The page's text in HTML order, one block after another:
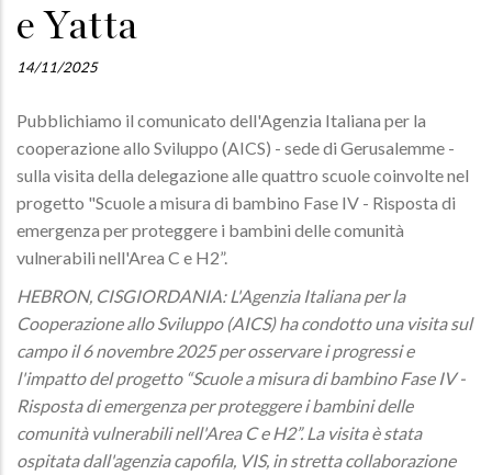
e Yatta
14/11/2025
Pubblichiamo il comunicato dell'Agenzia Italiana per la
cooperazione allo Sviluppo (AICS) - sede di Gerusalemme -
sulla visita della delegazione alle quattro scuole coinvolte nel
progetto "Scuole a misura di bambino Fase IV - Risposta di
emergenza per proteggere i bambini delle comunità
vulnerabili nell'Area C e H2”.
HEBRON, CISGIORDANIA: L'Agenzia Italiana per la
Cooperazione allo Sviluppo (AICS) ha condotto una visita sul
campo il 6 novembre 2025 per osservare i progressi e
l'impatto del progetto “Scuole a misura di bambino Fase IV -
Risposta di emergenza per proteggere i bambini delle
comunità vulnerabili nell'Area C e H2”. La visita è stata
ospitata dall'agenzia capofila, VIS, in stretta collaborazione